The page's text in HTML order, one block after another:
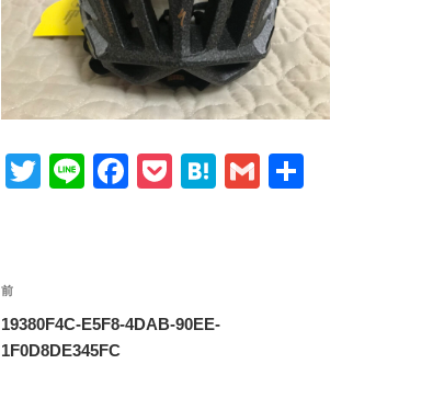
T
Li
F
b
P
H
G
投
稿
ナ
前
の
投
前
19380F4C-E5F8-4DAB-90EE-
1F0D8DE345FC